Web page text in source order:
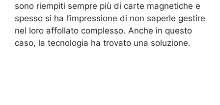
sono riempiti sempre più di carte magnetiche e
spesso si ha l’impressione di non saperle gestire
nel loro affollato complesso. Anche in questo
caso, la tecnologia ha trovato una soluzione.